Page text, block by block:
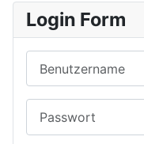
Login Form